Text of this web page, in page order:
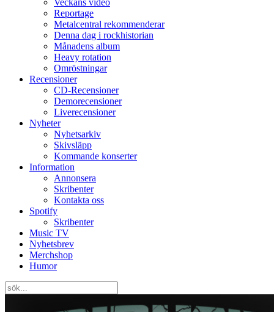
Veckans video
Reportage
Metalcentral rekommenderar
Denna dag i rockhistorian
Månadens album
Heavy rotation
Omröstningar
Recensioner
CD-Recensioner
Demorecensioner
Liverecensioner
Nyheter
Nyhetsarkiv
Skivsläpp
Kommande konserter
Information
Annonsera
Skribenter
Kontakta oss
Spotify
Skribenter
Music TV
Nyhetsbrev
Merchshop
Humor